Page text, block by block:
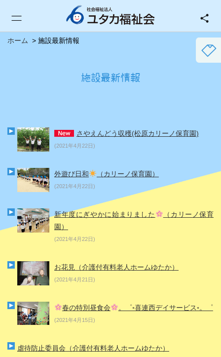
ホーム 施設最新情報
施設最新情報
さやえんどう収穫(松原カリーノ保育園)
(2021年4月22日)
外遊び日和 （カリーノ保育園）
(2021年4月22日)
新年度にぎやかに始まりました
（カリーノ保育
園）
(2021年4月22日)
お花見（介護付有料老人ホームゆたか）
(2021年4月21日)
春の特別昼食会 。゜◦喜連西デイサービス◦。゜
(2021年4月15日)
虐待防止委員会（介護付有料老人ホームゆたか）